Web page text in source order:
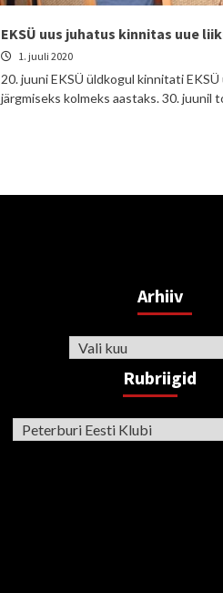
EKSÜ uus juhatus kinnitas uue
1. juuli 2020
20. juuni EKSÜ üldkogul kinnitati
järgmiseks kolmeks aastaks. 30. juunil
Arhiiv
Arhiiv
Rubriigid
Rubriigid